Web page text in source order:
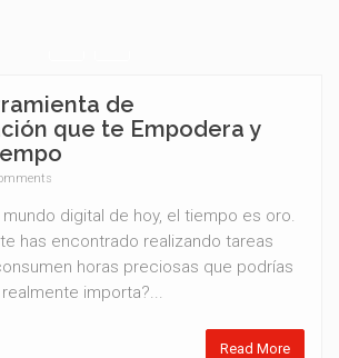
de
que te Empodera y
digital de hoy, el tiempo es oro.
has encontrado realizando tareas
horas preciosas que podrías
importa?...
Read More